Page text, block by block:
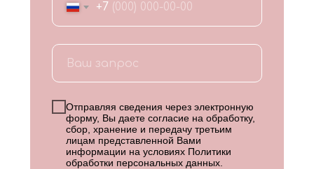
+7
Отправляя сведения через электронную
форму, Вы даете согласие на обработку,
сбор, хранение и передачу третьим
лицам представленной Вами
информации на условиях Политики
обработки персональных данных